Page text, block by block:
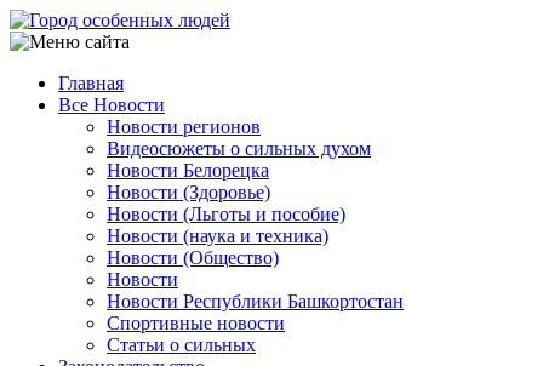
Перейти
к
содержанию
Main
navigation
Главная
Все Новости
Новости регионов
Видеосюжеты о сильных духом
Новости Белорецка
Новости (Здоровье)
Новости (Льготы и пособие)
Новости (наука и техника)
Новости (Общество)
Новости
Новости Республики Башкортостан
Спортивные новости
Статьи о сильных